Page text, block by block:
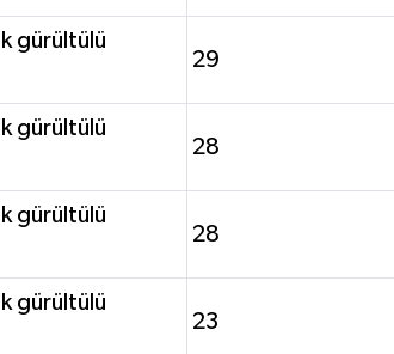
gürültülü
29
gürültülü
28
gürültülü
28
gürültülü
23